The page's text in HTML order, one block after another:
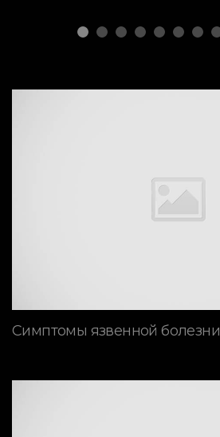
Симптомы язвенной болезни